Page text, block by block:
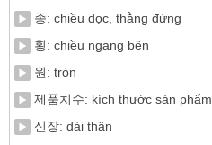
종: chiều dọc, thằng đứng
횡: chiều ngang bên
원: tròn
제품치수: kích thước sản phẩm
신장: dài thân